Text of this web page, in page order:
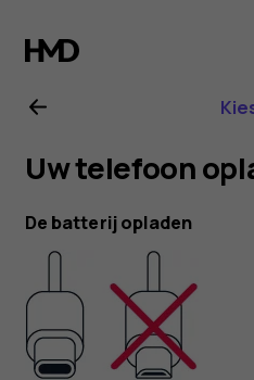
voor
Nokia
8.1
Uw telefoon
De batterij opladen